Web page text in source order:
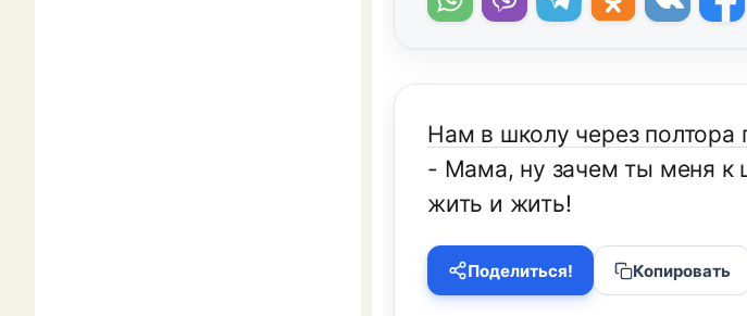
Нам в школу через полтора
- Мама, ну зачем ты меня
жить и жить!
Поделиться! Копировать